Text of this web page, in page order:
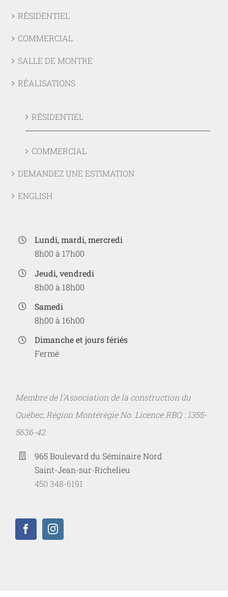
RÉSIDENTIEL
COMMERCIAL
SALLE DE MONTRE
RÉALISATIONS
RÉSIDENTIEL
COMMERCIAL
DEMANDEZ UNE ESTIMATION
ENGLISH
Lundi, mardi, mercredi
8h00 à 17h00
Jeudi, vendredi
8h00 à 18h00
Samedi
8h00 à 16h00
Dimanche et jours fériés
Fermé
Membre de l'Association de la construction du
Québec, Région Montérégie No. Licence RBQ : 1355-
5636-42
965 Boulevard du Séminaire Nord
Saint-Jean-sur-Richelieu
450 348-6191